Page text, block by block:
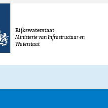
Rijkswaterstaat
Ministerie van Infrastructuur en
Waterstaat